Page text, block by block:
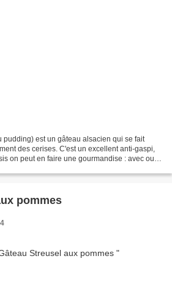
pudding) est un gâteau alsacien qui se fait
des cerises. C'est un excellent anti-gaspi,
on peut en faire une gourmandise : avec ou
pommes